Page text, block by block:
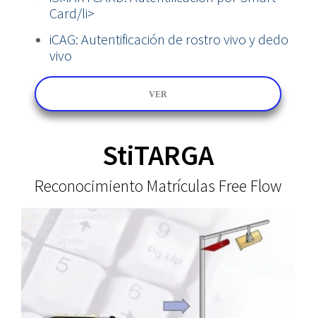
Card/li>
iCAG: Autentificación de rostro vivo y dedo
vivo
VER
StiTARGA
Reconocimiento Matrículas Free Flow